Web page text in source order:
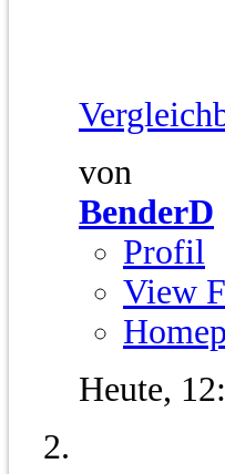
von
BenderD
Profil
View
Heute,